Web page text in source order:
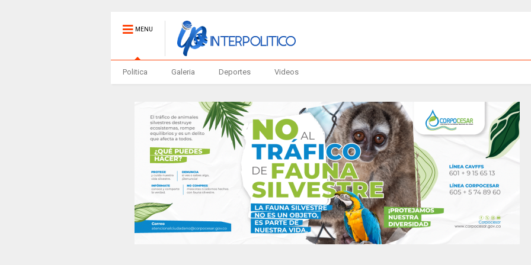
MENU
Politica Galeria Deportes Videos